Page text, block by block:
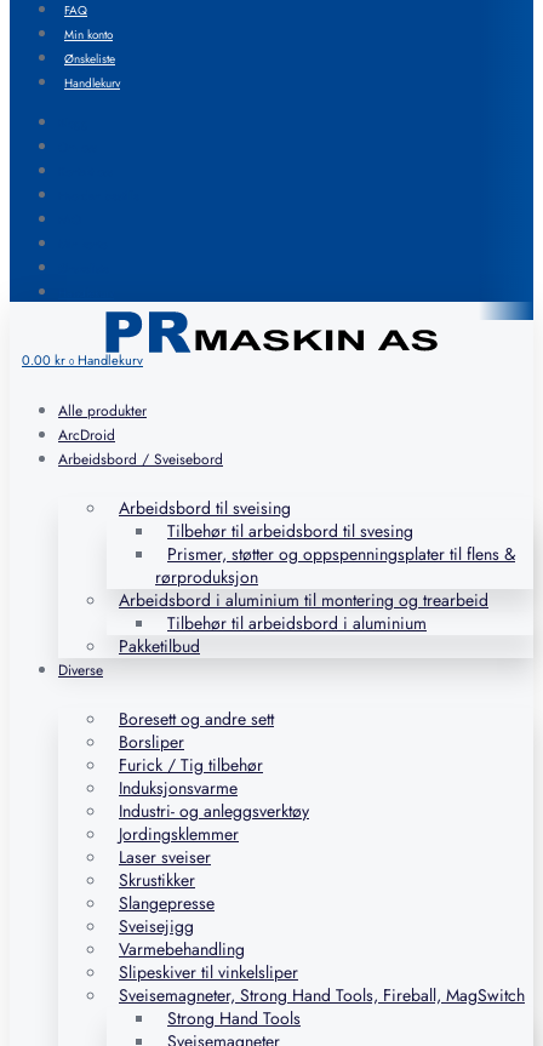
FAQ
Min konto
Ønskeliste
Handlekurv
0.00kr 0 Handlekurv
Alle produkter
ArcDroid
Arbeidsbord / Sveisebord
Arbeidsbord til sveising
Tilbehør til arbeidsbord til svesing
Prismer, støtter og oppspenningsplater til flens &
rørproduksjon
Arbeidsbord i aluminium til montering og trearbeid
Tilbehør til arbeidsbord i aluminium
Pakketilbud
Diverse
Boresett og andre sett
Borsliper
Furick / Tig tilbehør
Induksjonsvarme
Industri- og anleggsverktøy
Jordingsklemmer
Laser sveiser
Skrustikker
Slangepresse
Sveisejigg
Varmebehandling
Slipeskiver til vinkelsliper
Sveisemagneter, Strong Hand Tools, Fireball, MagSwitch
Strong Hand Tools
Sveisemagneter